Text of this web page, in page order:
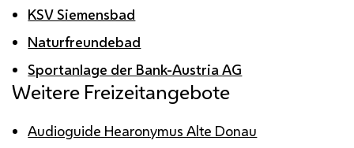
KSV Siemensbad
Naturfreundebad
Sportanlage der Bank-Austria AG
Weitere Freizeitangebote
Audioguide Hearonymus Alte Donau